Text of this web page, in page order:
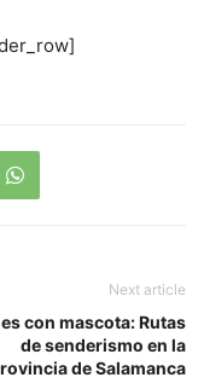
Next article
con mascota: Rutas
de senderismo en la
de Salamanca